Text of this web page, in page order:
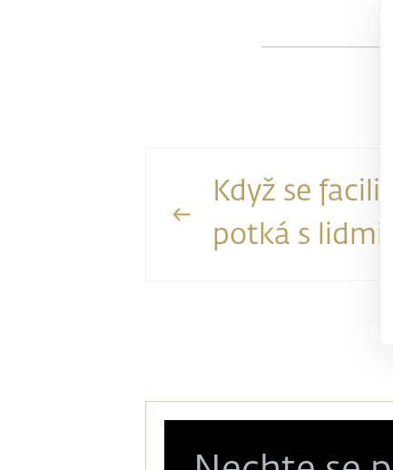
Když se
potká s lidmi